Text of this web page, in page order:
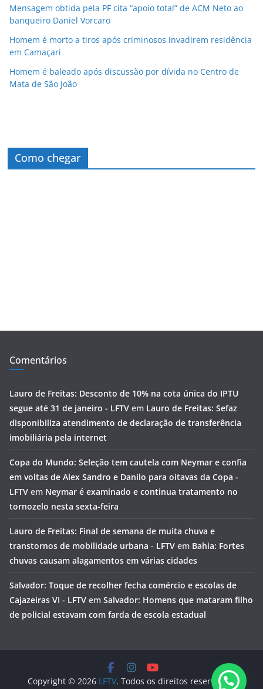
Mensagem obtida pela PF cita “apoio total” de ACM Neto ao
banqueiro Daniel Vorcaro
Homem é morto a tiros após criminosos invadirem residência
em Camaçari
Homem é baleado após discussão por dívida no Centro de
Mata de São João
Como chegar
Comentários
Lauro de Freitas: Desconto de 10% na cota única do IPTU
segue até 31 de janeiro - LFTV em Lauro de Freitas: Sefaz
disponibiliza atendimento de declaração de transferência
imobiliária pela internet
Copa do Mundo: Seleção tem cautela com Neymar e confia
em voltas de Alex Sandro e Danilo para oitavas da Copa -
LFTV em Neymar é examinado e continua tratamento no
tornozelo nesta sexta-feira
Lauro de Freitas: Final de semana de muita chuva e
transtornos de mobilidade urbana - LFTV em Bahia: Fortes
chuvas causam alagamentos em várias cidades
Salvador: Toque de recolher fecha comércio e escolas de
Cajazeiras VI - LFTV em Salvador: Homens que mataram filho
de policial estavam com farda de escola estadual
Copyright © 2026 LFTV. Todos os direitos reservados.